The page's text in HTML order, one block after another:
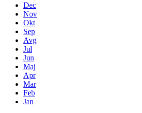
Dec
Nov
Okt
Sep
Avg
Jul
Jun
Maj
Apr
Mar
Feb
Jan